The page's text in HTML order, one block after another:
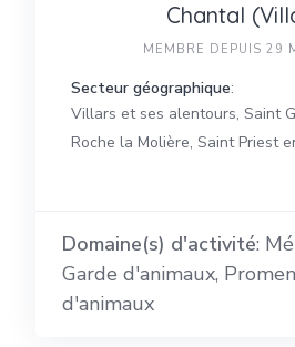
Chantal
MEMBRE DEPUIS 29
Secteur géographique:
Villars et ses alentours, Saint
Roche la Molière, Saint Priest
Domaine(s) d'activité:
Garde d'animaux,
d'animaux